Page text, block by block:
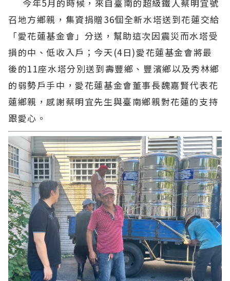
今年5月的時候，來自臺南的超級鐵人蔡明宜號
召地方鄉親，集資捐贈36個全新水塔送到花蓮交給
「愛花蓮基金會」分送，幫助這次因震災而水塔受
損的中、低收入戶；今天(4日)愛花蓮基金會將最
後的11座水塔分別送到壽豐鄉、豐濱鄉以及秀林鄉
的弱勢戶手中，愛花蓮基金會董事長魏嘉賢代表花
蓮鄉親，感謝蔡明宜先生與臺南鄉親對花蓮的支持
跟愛心。